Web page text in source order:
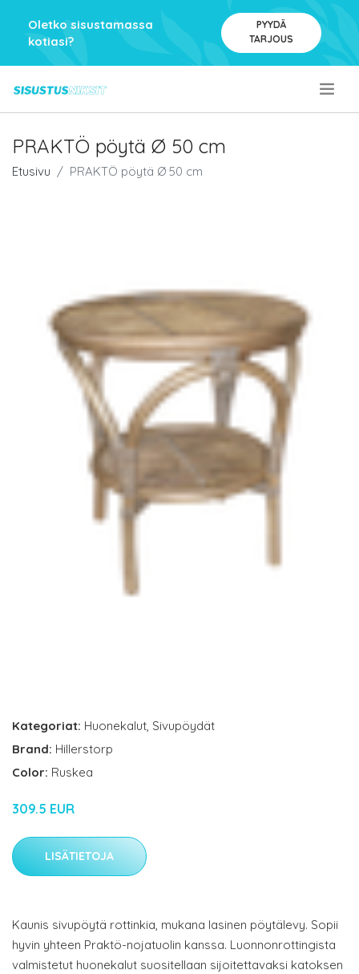
Oletko sisustamassa
kotiasi?
PYYDÄ
TARJOUS
PRAKTÖ pöytä Ø 50 cm
Etusivu PRAKTÖ pöytä Ø 50 cm
Kategoriat: Huonekalut, Sivupöydät
Brand: Hillerstorp
Color: Ruskea
309.5 EUR
LISÄTIETOJA
Kaunis sivupöytä rottinkia, mukana lasinen pöytälevy. Sopii
hyvin yhteen Praktö-nojatuolin kanssa. Luonnonrottingista
valmistetut huonekalut suositellaan sijoitettavaksi katoksen